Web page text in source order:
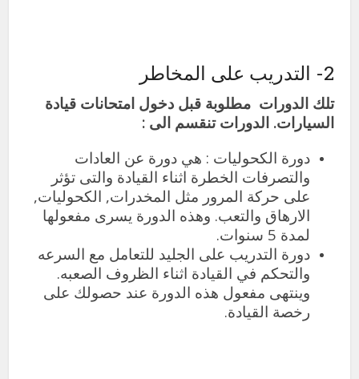
2- التدريب على المخاطر
تلك الدورات مطلوبة قبل دخول امتحانات قيادة
السيارات. الدورات تنقسم الى :
دورة الكحوليات : هي دورة عن العادات
والتصرفات الخطرة اثناء القيادة والتى تؤثر
على حركة المرور مثل المخدرات, الكحوليات,
الارهاق والتعب. وهذه الدورة يسرى مفعولها
لمدة 5 سنوات.
دورة التدريب على الجليد للتعامل مع السرعه
والتحكم في القيادة اثناء الظروف الصعبه.
وينتهى مفعول هذه الدورة عند حصولك على
رخصة القيادة.